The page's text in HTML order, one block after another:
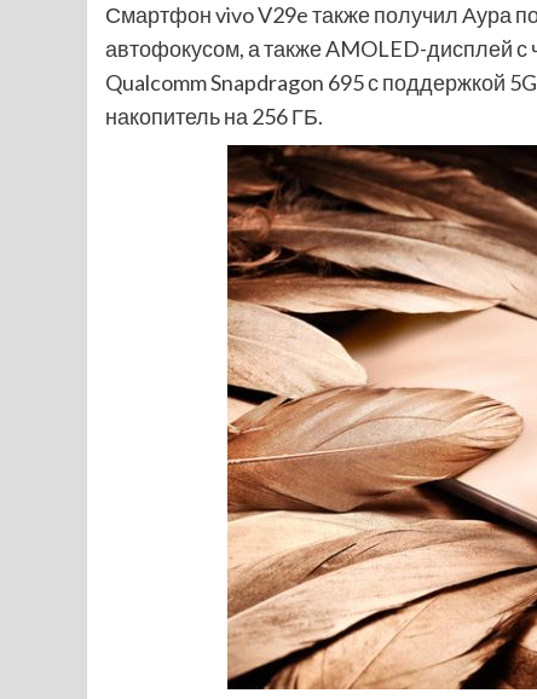
Смартфон vivo V29e также получил Аура
автофокусом, а также AMOLED-дисплей с
Qualcomm Snapdragon 695 с поддержкой
накопитель на 256 ГБ.